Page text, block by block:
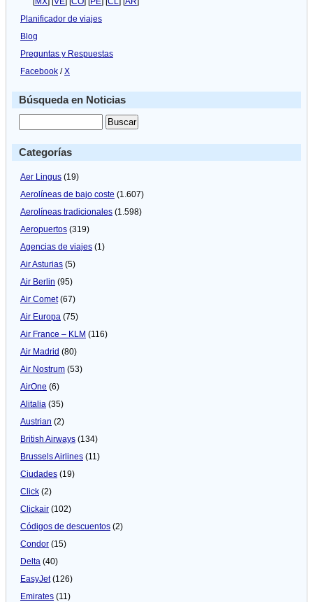
Planificador de viajes
Blog
Preguntas y Respuestas
Facebook /X
Búsqueda en Noticias
Categorías
Aer Lingus (19)
Aerolíneas de bajo coste (1.607)
Aerolíneas tradicionales (1.598)
Aeropuertos (319)
Agencias de viajes (1)
Air Asturias (5)
Air Berlin (95)
Air Comet(67)
Air Europa (75)
Air France – KLM (116)
Air Madrid (80)
Air Nostrum (53)
AirOne (6)
Alitalia (35)
Austrian (2)
British Airways (134)
Brussels Airlines (11)
Ciudades (19)
Click (2)
Clickair (102)
Códigos de descuentos (2)
Condor (15)
Delta (40)
EasyJet(126)
Emirates (11)